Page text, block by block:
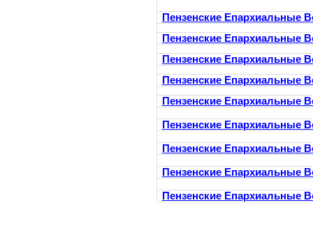
Пензенские Епархиальные
Пензенские Епархиальные
Пензенские Епархиальные
Пензенские Епархиальные
Пензенские Епархиальные
Пензенские Епархиальные
Пензенские Епархиальные
Пензенские Епархиальные
Пензенские Епархиальные